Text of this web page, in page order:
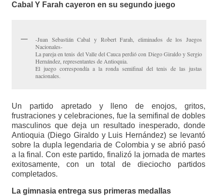
Cabal Y Farah cayeron en su segundo juego
-Juan Sebastián Cabal y Robert Farah, eliminados de los Juegos
Nacionales-
La pareja en tenis del Valle del Cauca perdió con Diego Giraldo y Sergio
Hernández, representantes de Antioquia.
El juego correspondía a la ronda semifinal del tenis de las justas
nacionales.
Un partido apretado y lleno de enojos, gritos,
frustraciones y celebraciones, fue la semifinal de dobles
masculinos que deja un resultado inesperado, donde
Antioquia (Diego Giraldo y Luis Hernández) se levantó
sobre la dupla legendaria de Colombia y se abrió pasó
a la final. Con este partido, finalizó la jornada de martes
exitosamente, con un total de dieciocho partidos
completados.
La gimnasia entrega sus primeras medallas